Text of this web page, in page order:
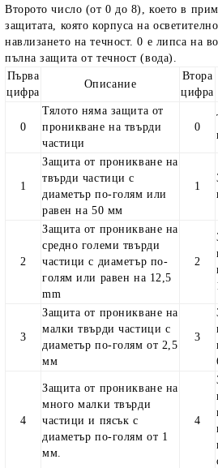
Второто число (от 0 до 8), което в
защитата, която корпуса на
навлизането на течност. 0 е липса на
пълна защита от течност (вода).
Първа
цифра
Описание
Втора
цифра
0
Тялото няма защита от
проникване на твърди
частици
0
1
Защита от проникване на
твърди частици с
диаметър по-голям или
равен на 50 мм
1
2
Защита от проникване на
средно големи твърди
частици с диаметър по-
голям или равен на 12,5
mm
2
3
Защита от проникване на
малки твърди частици с
диаметър по-голям от 2,5
мм
3
4
Защита от проникване на
много малки твърди
частици и пясък с
диаметър по-голям от 1
мм.
4